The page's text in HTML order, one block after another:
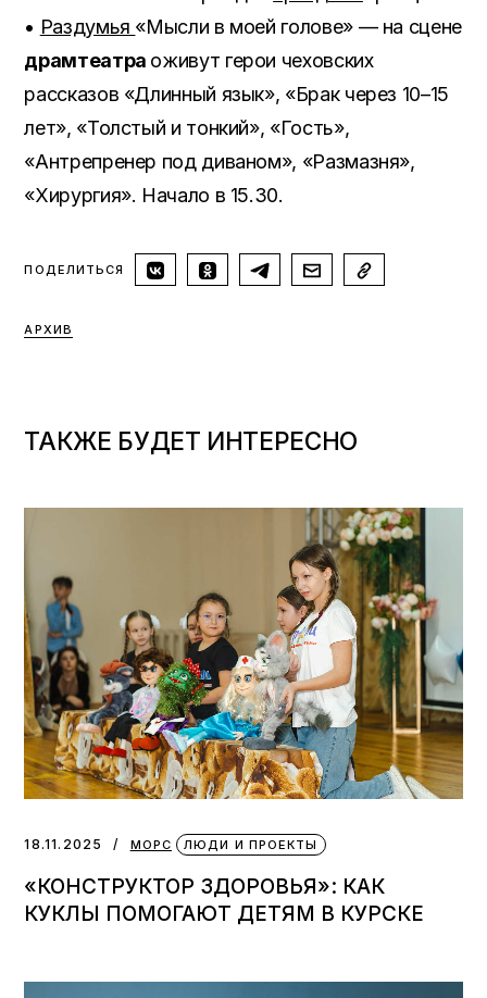
• Раздумья «Мысли в моей голове» — на сцене
драмтеатра оживут герои чеховских
рассказов «Длинный язык», «Брак через 10–15
лет», «Толстый и тонкий», «Гость»,
«Антрепренер под диваном», «Размазня»,
«Хирургия». Начало в 15.30.
ПОДЕЛИТЬСЯ
AРХИВ
ТАКЖЕ БУДЕТ ИНТЕРЕСНО
18.11.2025 МОРС ЛЮДИ И ПРОЕКТЫ
«КОНСТРУКТОР ЗДОРОВЬЯ»: КАК
КУКЛЫ ПОМОГАЮТ ДЕТЯМ В КУРСКЕ